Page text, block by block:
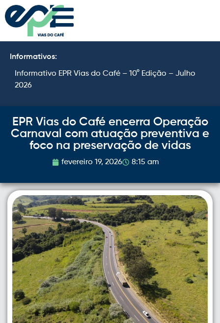
Informativos:
Informativo EPR Vias do Café – 10° Edição – Julho
2026
EPR Vias do Café encerra Operação
Carnaval com atuação preventiva e
foco na preservação de vidas
fevereiro 19, 2026 8:15 am